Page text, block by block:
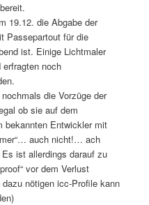
19.12. die Abgabe der
Passepartout für die
ist. Einige Lichtmaler
noch
die Vorzüge der
ob sie auf dem
bekannten Entwickler mit
auch nicht!… ach
ist allerdings darauf zu
vor dem Verlust
nötigen icc-Profile kann